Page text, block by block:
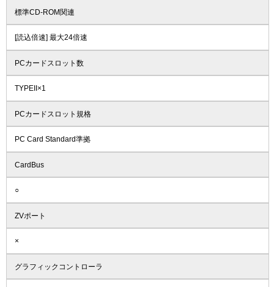
標準CD-ROM関連
[読込倍速] 最大24倍速
PCカードスロット数
TYPEII×1
PCカードスロット規格
PC Card Standard準拠
CardBus
○
ZVポート
×
グラフィックコントローラ